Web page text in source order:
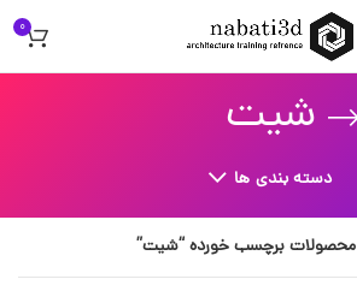
0
شیت
دسته بندی ها
محصولات برچسب خورده “شیت”